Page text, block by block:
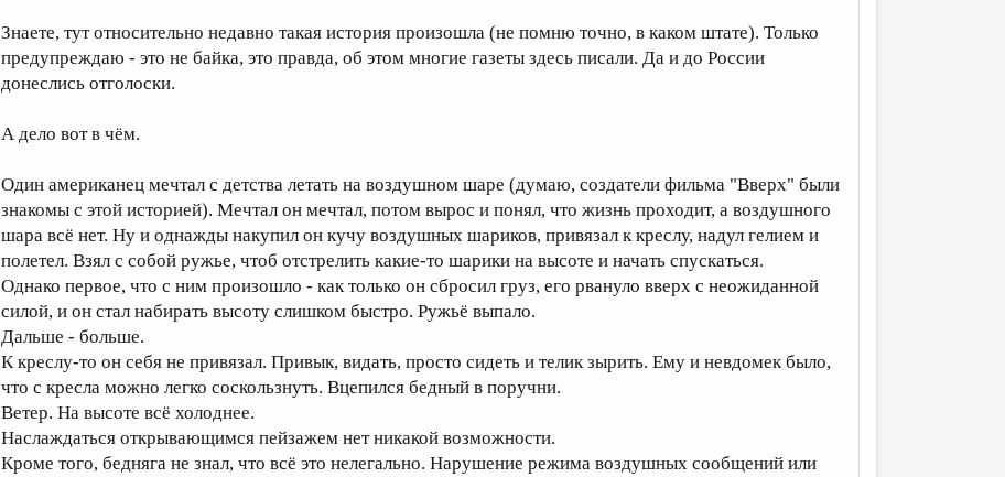
Знаете, тут относительно недавно такая история произошла (не помню точно, в каком штате). Только
предупреждаю - это не байка, это правда, об этом многие газеты здесь писали. Да и до России
донеслись отголоски.
А дело вот в чём.
Один американец мечтал с детства летать на воздушном шаре (думаю, создатели фильма "Вверх" были
знакомы с этой историей). Мечтал он мечтал, потом вырос и понял, что жизнь проходит, а воздушного
шара всё нет. Ну и однажды накупил он кучу воздушных шариков, привязал к креслу, надул гелием и
полетел. Взял с собой ружье, чтоб отстрелить какие-то шарики на высоте и начать спускаться.
Однако первое, что с ним произошло - как только он сбросил груз, его рвануло вверх с неожиданной
силой, и он стал набирать высоту слишком быстро. Ружьё выпало.
Дальше - больше.
К креслу-то он себя не привязал. Привык, видать, просто сидеть и телик зырить. Ему и невдомек было,
что с кресла можно легко соскользнуть. Вцепился бедный в поручни.
Ветер. На высоте всё холоднее.
Наслаждаться открывающимся пейзажем нет никакой возможности.
Кроме того, бедняга не знал, что всё это нелегально. Нарушение режима воздушных сообщений или